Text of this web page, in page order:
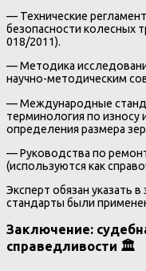
— Технические
безопасности колесных
018/2011).
— Методика
научно-методическим
— Международные
терминология по износу
определения размера
— Руководства по
(используются как
Эксперт обязан указать
стандарты были
Заключение:
справедливости 🏛️